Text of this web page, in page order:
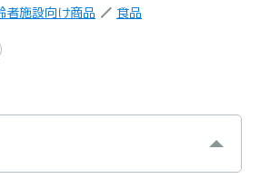
者施設向け商品 食品